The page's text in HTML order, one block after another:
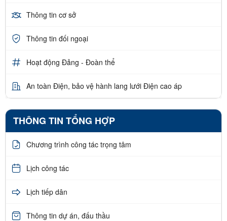
Thông tin cơ sở
Thông tin đối ngoại
Hoạt động Đảng - Đoàn thể
An toàn Điện, bảo vệ hành lang lưới Điện cao áp
THÔNG TIN TỔNG HỢP
Chương trình công tác trọng tâm
Lịch công tác
Lịch tiếp dân
Thông tin dự án, đấu thầu